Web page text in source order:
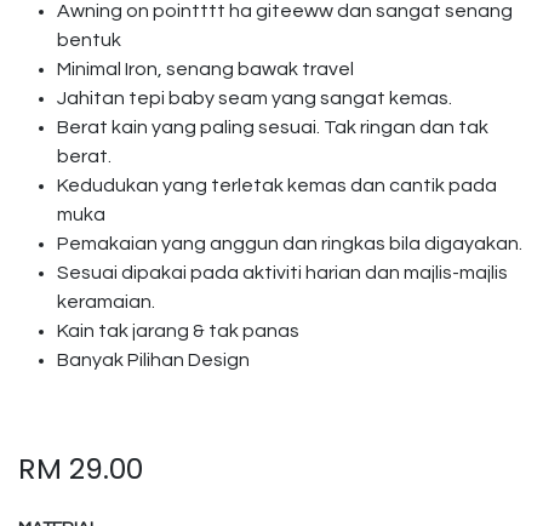
Awning on pointttt ha giteeww dan sangat senang
bentuk
Minimal Iron, senang bawak travel
Jahitan tepi baby seam yang sangat kemas.
Berat kain yang paling sesuai. Tak ringan dan tak
berat.
Kedudukan yang terletak kemas dan cantik pada
muka
Pemakaian yang anggun dan ringkas bila digayakan.
Sesuai dipakai pada aktiviti harian dan majlis-majlis
keramaian.
Kain tak jarang & tak panas
Banyak Pilihan Design
RM 29.00